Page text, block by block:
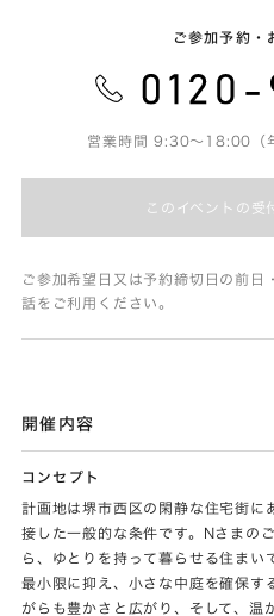
ご参加予約・
営業時間 9:30～18:00（
このイベントの受
ご参加希望日又は予約締切日の前日
話をご利用ください。
開催内容
コンセプト
計画地は堺市西区の閑静な住宅街に
接した一般的な条件です。Nさまの
ら、ゆとりを持って暮らせる住まい
最小限に抑え、小さな中庭を確保す
がらも豊かさと広がり、そして、温